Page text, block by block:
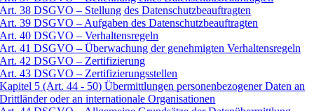
Art. 38 DSGVO – Stellung des Datenschutzbeauftragten
Art. 39 DSGVO – Aufgaben des Datenschutzbeauftragten
Art. 40 DSGVO – Verhaltensregeln
Art. 41 DSGVO – Überwachung der genehmigten Verhaltensregeln
Art. 42 DSGVO – Zertifizierung
Art. 43 DSGVO – Zertifizierungsstellen
Kapitel 5 (Art. 44 - 50) Übermittlungen personenbezogener Daten an
Drittländer oder an internationale Organisationen